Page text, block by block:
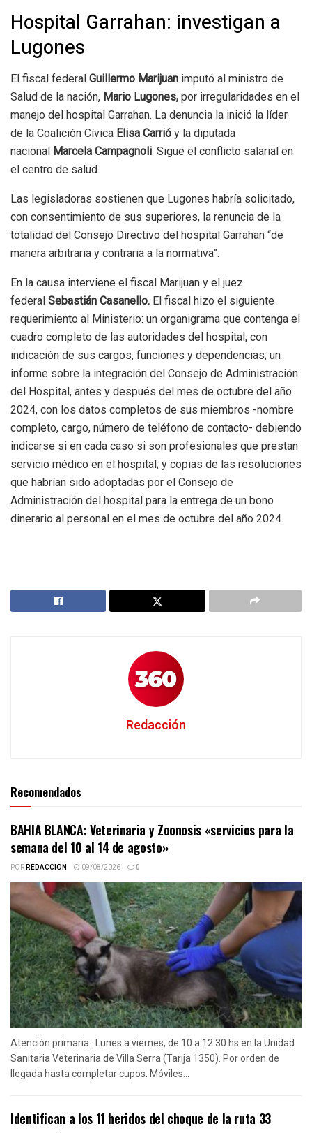
Hospital Garrahan: investigan a
Lugones
El fiscal federal Guillermo Marijuan imputó al ministro de
Salud de la nación, Mario Lugones, por irregularidades en el
manejo del hospital Garrahan. La denuncia la inició la líder
de la Coalición Cívica Elisa Carrió y la diputada
nacional Marcela Campagnoli. Sigue el conflicto salarial en
el centro de salud.
Las legisladoras sostienen que Lugones habría solicitado,
con consentimiento de sus superiores, la renuncia de la
totalidad del Consejo Directivo del hospital Garrahan “de
manera arbitraria y contraria a la normativa”.
En la causa interviene el fiscal Marijuan y el juez
federal Sebastián Casanello. El fiscal hizo el siguiente
requerimiento al Ministerio: un organigrama que contenga el
cuadro completo de las autoridades del hospital, con
indicación de sus cargos, funciones y dependencias; un
informe sobre la integración del Consejo de Administración
del Hospital, antes y después del mes de octubre del año
2024, con los datos completos de sus miembros -nombre
completo, cargo, número de teléfono de contacto- debiendo
indicarse si en cada caso si son profesionales que prestan
servicio médico en el hospital; y copias de las resoluciones
que habrían sido adoptadas por el Consejo de
Administración del hospital para la entrega de un bono
dinerario al personal en el mes de octubre del año 2024.
Redacción
Recomendados
BAHIA BLANCA: Veterinaria y Zoonosis «servicios para la
semana del 10 al 14 de agosto»
PORREDACCIÓN 09/08/2026 0
Atención primaria: Lunes a viernes, de 10 a 12:30 hs en la Unidad
Sanitaria Veterinaria de Villa Serra (Tarija 1350). Por orden de
llegada hasta completar cupos. Móviles...
Identifican a los 11 heridos del choque de la ruta 33